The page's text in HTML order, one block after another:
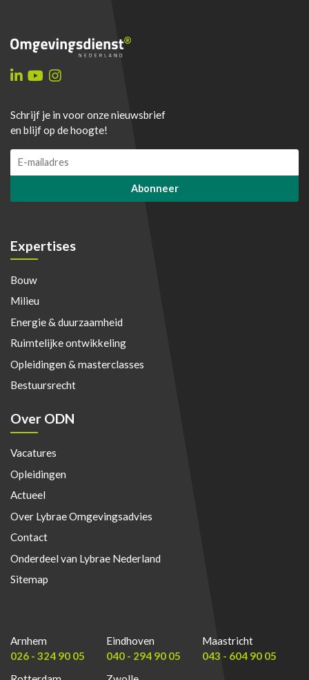
Schrijf je in voor onze nieuwsbrief
en blijf op de hoogte!
E
m
Abonneer
Expertises
Bouw
Milieu
Energie & duurzaamheid
Ruimtelijke ontwikkeling
Opleidingen & masterclasses
Bestuursrecht
Over ODN
Vacatures
Opleidingen
Actueel
Over Lybrae Omgevingsadvies
Contact
Onderdeel van Lybrae Nederland
Sitemap
Arnhem
026 - 324 90 05
Eindhoven
040 - 294 90 05
Maastricht
043 - 604 90 05